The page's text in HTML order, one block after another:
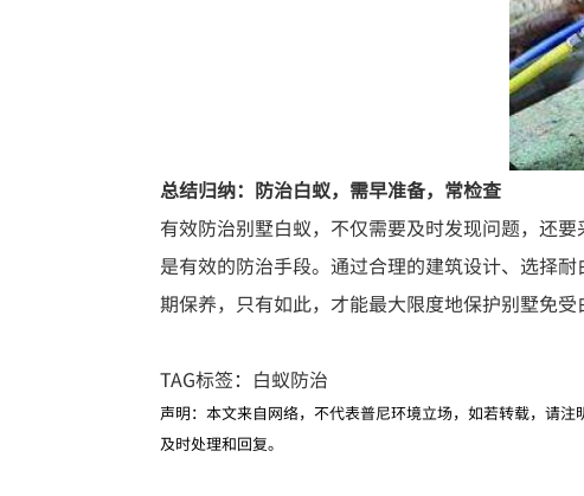
总结归纳：防治白蚁，需早准备，常检查
有效防治别墅白蚁，不仅需要及时发现问题，还
是有效的防治手段。通过合理的建筑设计、选择
期保养，只有如此，才能最大限度地保护别墅免受
TAG标签： 白蚁防治
声明：本文来自网络，不代表普尼环境立场，如若转载，请注
及时处理和回复。